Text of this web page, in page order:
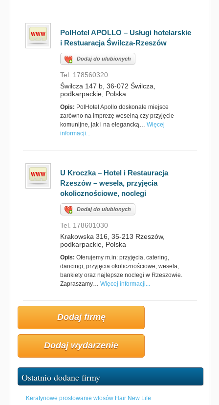
PolHotel APOLLO – Usługi hotelarskie
i Restuaracja Świlcza-Rzeszów
Dodaj do ulubionych
Tel. 178560320
Świlcza 147 b, 36-072 Świlcza,
podkarpackie, Polska
Opis: PolHotel Apollo doskonałe miejsce
zarówno na imprezę weselną czy przyjęcie
komunijne, jak i na elegancką… Więcej
informacji...
U Kroczka – Hotel i Restauracja
Rzeszów – wesela, przyjęcia
okolicznościowe, noclegi
Dodaj do ulubionych
Tel. 178601030
Krakowska 316, 35-213 Rzeszów,
podkarpackie, Polska
Opis: Oferujemy m.in: przyjęcia, catering,
dancingi, przyjęcia okolicznościowe, wesela,
bankiety oraz najlepsze noclegi w Rzeszowie.
Zapraszamy… Więcej informacji...
Dodaj firmę
Dodaj wydarzenie
Ostatnio dodane firmy
Keratynowe prostowanie włosów Hair New Life